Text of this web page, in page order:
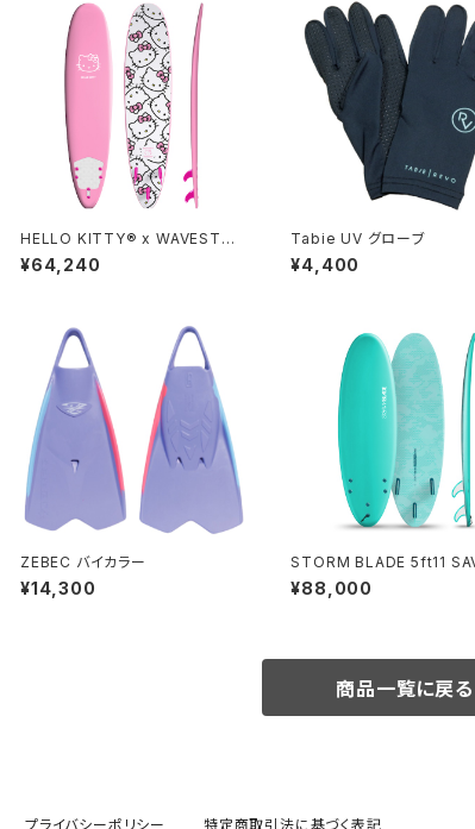
HELLO KITTY® x WAVESTOR
M 8ft Surfboard
¥64,240
Tabie UV グローブ
¥4,400
ZEBEC バイカラー
¥14,300
STORM BLADE 5ft11
ODERN SURFBOARD -
UOISE
¥88,000
商品一覧に戻る
プライバシーポリシー 特定商取引法に基づく表記